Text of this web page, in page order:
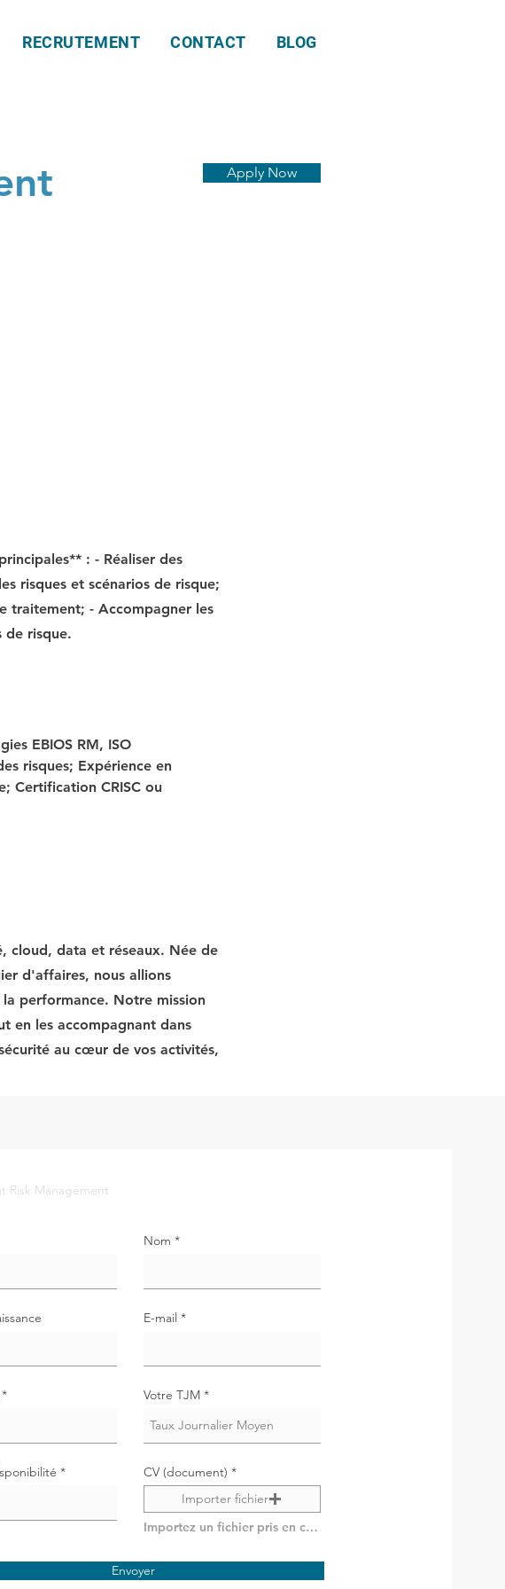
RECRUTEMENT CONTACT BLOG
Apply Now
: - Réaliser des
risques et scénarios de risque;
traitement; - Accompagner les
de risque.
EBIOS RM, ISO
risques; Expérience en
Certification CRISC ou
cloud, data et réseaux. Née de
d'affaires, nous allions
performance. Notre mission
en les accompagnant dans
au cœur de vos activités,
Nom
E-mail
Votre TJM
*r
i
d
CV (document)
Importer fichier
Importez un fichier pris en charge (max. 15 Mo)
Envoyer